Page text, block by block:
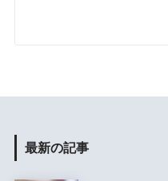
最新の記事